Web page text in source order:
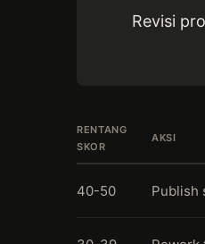
Revisi
RENTANG
SKOR
AKSI
40-50 Publish